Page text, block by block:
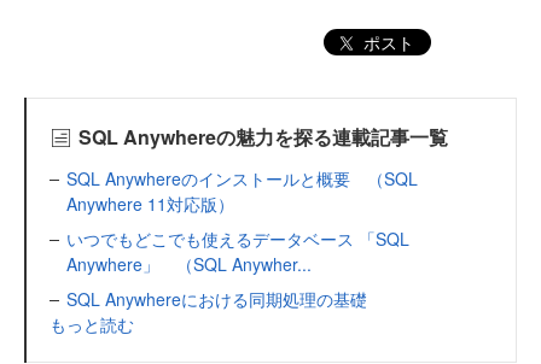
ポスト
SQL Anywhereの魅力を探る連載記事一覧
SQL Anywhereのインストールと概要 （SQL
Anywhere 11対応版）
いつでもどこでも使えるデータベース 「SQL
Anywhere」 （SQL Anywher...
SQL Anywhereにおける同期処理の基礎
もっと読む